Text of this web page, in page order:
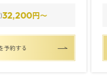
32,200円〜
予約する